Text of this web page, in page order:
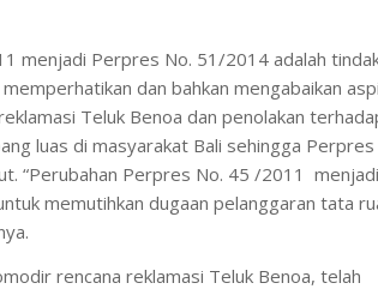
menjadi Perpres No. 51/2014 adalah
dan bahkan mengabaikan
Teluk Benoa dan penolakan
luas di masyarakat Bali sehingga Perpres
“Perubahan Perpres No. 45 /2011 menjadi
memutihkan dugaan pelanggaran tata
rencana reklamasi Teluk Benoa, telah